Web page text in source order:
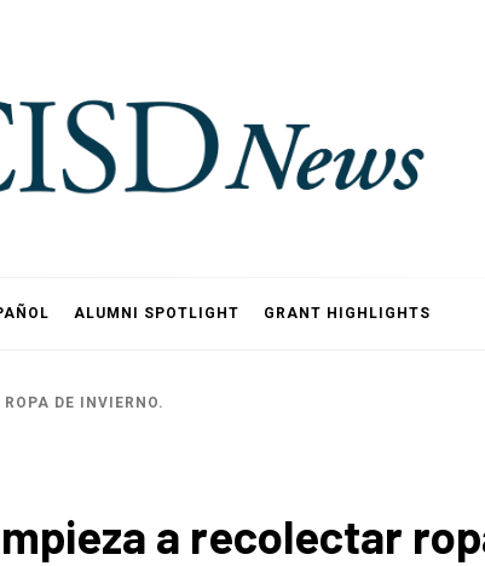
ALUMNI SPOTLIGHT GRANT HIGHLIGHTS
DE INVIERNO.
a recolectar